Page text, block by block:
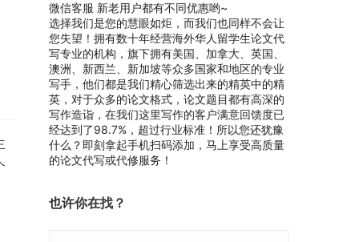
微信客服 新老用户都有不同优惠哟~
选择我们是您的慧眼如炬，而我们也同样不会让
您失望！拥有数十年经营海外华人留学生论文代
写专业的机构，旗下拥有美国、加拿大、英国、
澳洲、新西兰、新加坡等众多国家和地区的专业
写手，他们都是我们精心筛选出来的精英中的精
英，对于众多的论文格式，论文题目都有高深的
写作造诣，在我们这里写作的客户满意回馈度已
经达到了98.7%，超过行业标准！所以您还犹豫
什么？即刻拿起手机扫码添加，马上享受高质量
的论文代写或代修服务！
也许你在找？